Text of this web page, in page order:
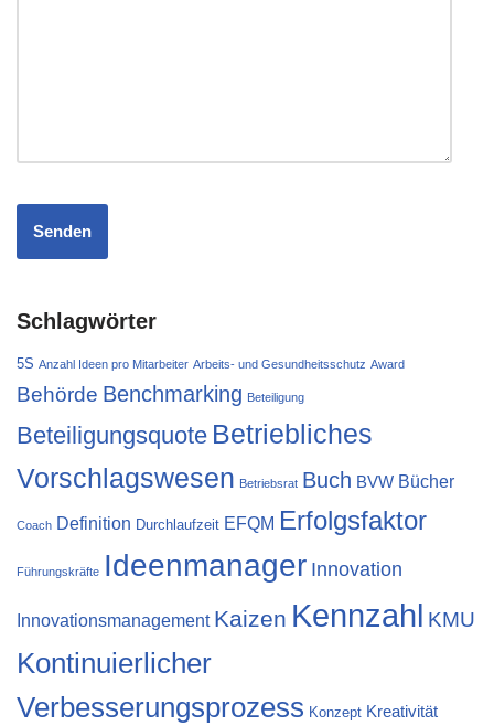
Schlagwörter
5S Anzahl Ideen pro Mitarbeiter Arbeits- und Gesundheitsschutz Award
Behörde Benchmarking Beteiligung
Beteiligungsquote Betriebliches
Vorschlagswesen Betriebsrat Buch BVW Bücher
Coach Definition Durchlaufzeit EFQM Erfolgsfaktor
Führungskräfte Ideenmanager Innovation
Innovationsmanagement Kaizen Kennzahl KMU
Kontinuierlicher
Verbesserungsprozess Konzept Kreativität